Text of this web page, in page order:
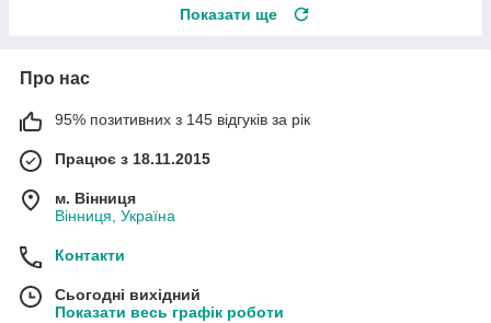
Показати ще
Про нас
95% позитивних з 145 відгуків за рік
Працює з 18.11.2015
м. Вінниця
Вінниця, Україна
Контакти
Сьогодні вихідний
Показати весь графік роботи